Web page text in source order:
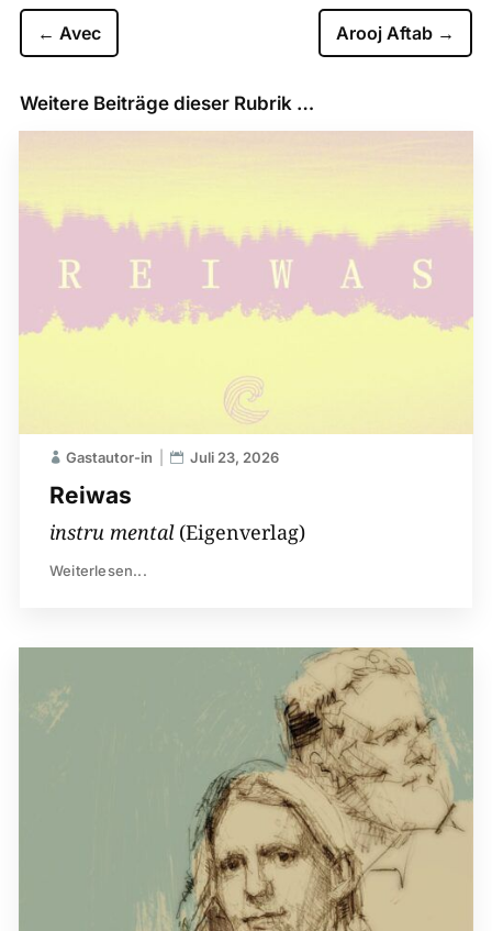
← Avec Arooj Aftab →
Weitere Beiträge dieser Rubrik …
Reiwas
Gastautor-in Juli 23, 2026
instru mental(Eigenverlag)
Weiterlesen...